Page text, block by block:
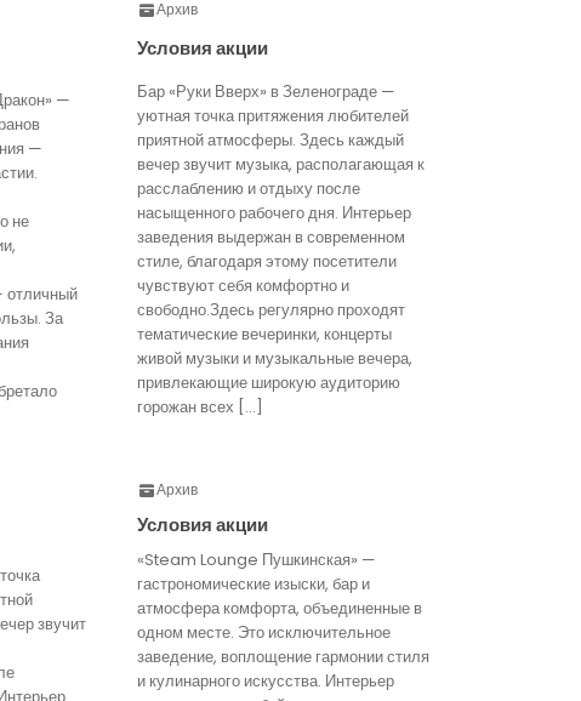
—
—
не
отличный
За
Архив
Условия акции
Бар «Руки Вверх» в Зеленограде —
уютная точка притяжения любителей
приятной атмосферы. Здесь каждый
вечер звучит музыка, располагающая к
расслаблению и отдыху после
насыщенного рабочего дня. Интерьер
заведения выдержан в современном
стиле, благодаря этому посетители
чувствуют себя комфортно и
свободно.Здесь регулярно проходят
тематические вечеринки, концерты
живой музыки и музыкальные вечера,
привлекающие широкую аудиторию
горожан всех […]
звучит
Архив
Условия акции
«Steam Lounge Пушкинская» —
гастрономические изыски, бар и
атмосфера комфорта, объединенные в
одном месте. Это исключительное
заведение, воплощение гармонии стиля
и кулинарного искусства. Интерьер